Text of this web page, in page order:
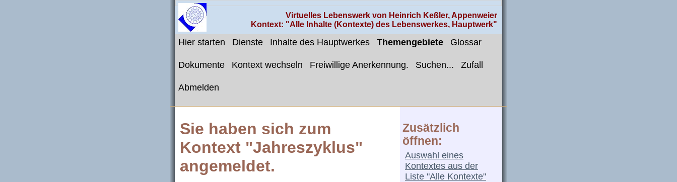
Virtuelles Lebenswerk von Heinrich Keßler, Appenweier
Kontext: "Alle Inhalte (Kontexte) des Lebenswerkes, Hauptwerk"
Hier starten Dienste Inhalte des Hauptwerkes Themengebiete Glossar
Dokumente Kontext wechseln Freiwillige Anerkennung. Suchen... Zufall
Abmelden
Sie haben sich zum
Kontext "Jahreszyklus"
angemeldet.
Zusätzlich
öffnen:
Auswahl eines
Kontextes aus der
Liste "Alle Kontexte"